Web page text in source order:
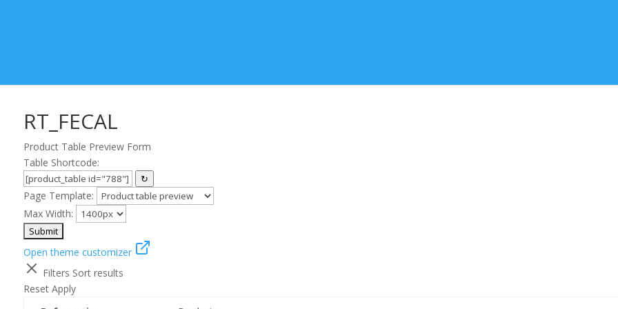
RT_FECAL
Product Table Preview Form
Table Shortcode:
↻
Page Template:
Max Width:
Open theme customizer
Filters Sort results
Reset Apply